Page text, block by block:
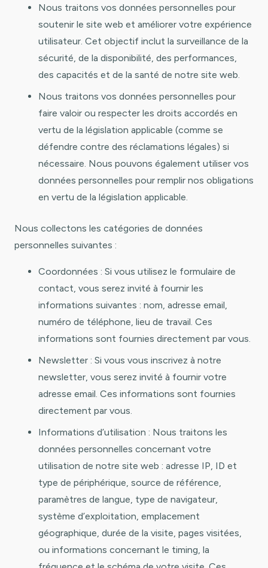
Nous traitons vos données personnelles pour
soutenir le site web et améliorer votre expérience
utilisateur. Cet objectif inclut la surveillance de la
sécurité, de la disponibilité, des performances,
des capacités et de la santé de notre site web.
Nous traitons vos données personnelles pour
faire valoir ou respecter les droits accordés en
vertu de la législation applicable (comme se
défendre contre des réclamations légales) si
nécessaire. Nous pouvons également utiliser vos
données personnelles pour remplir nos obligations
en vertu de la législation applicable.
Nous collectons les catégories de données
personnelles suivantes :
Coordonnées : Si vous utilisez le formulaire de
contact, vous serez invité à fournir les
informations suivantes : nom, adresse email,
numéro de téléphone, lieu de travail. Ces
informations sont fournies directement par vous.
Newsletter : Si vous vous inscrivez à notre
newsletter, vous serez invité à fournir votre
adresse email. Ces informations sont fournies
directement par vous.
Informations d’utilisation : Nous traitons les
données personnelles concernant votre
utilisation de notre site web : adresse IP, ID et
type de périphérique, source de référence,
paramètres de langue, type de navigateur,
système d’exploitation, emplacement
géographique, durée de la visite, pages visitées,
ou informations concernant le timing, la